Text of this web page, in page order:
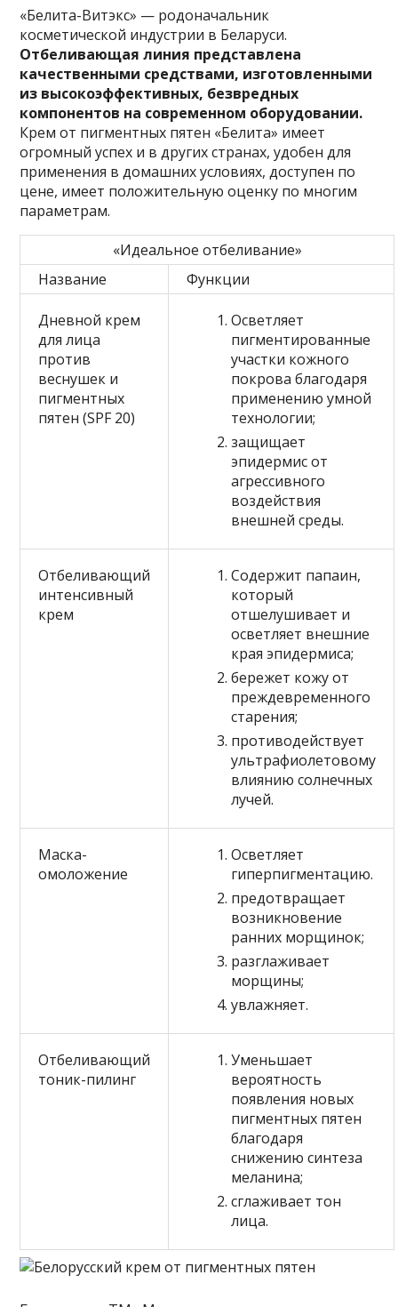
«Белита-Витэкс» — родоначальник
косметической индустрии в Беларуси.
Отбеливающая линия представлена
качественными средствами, изготовленными
из высокоэффективных, безвредных
компонентов на современном оборудовании.
Крем от пигментных пятен «Белита» имеет
огромный успех и в других странах, удобен для
применения в домашних условиях, доступен по
цене, имеет положительную оценку по многим
параметрам.
«Идеальное отбеливание»
Название
Функции
Дневной крем
для лица
против
веснушек и
пигментных
пятен (SPF 20)
Осветляет
пигментированные
участки кожного
покрова благодаря
применению умной
технологии;
защищает
эпидермис от
агрессивного
воздействия
внешней среды.
Отбеливающий
интенсивный
крем
Содержит папаин,
который
отшелушивает и
осветляет внешние
края эпидермиса;
бережет кожу от
преждевременного
старения;
противодействует
ультрафиолетовому
влиянию солнечных
лучей.
Маска-
омоложение
Осветляет
гиперпигментацию.
предотвращает
возникновение
ранних морщинок;
разглаживает
морщины;
увлажняет.
Отбеливающий
тоник-пилинг
Уменьшает
вероятность
появления новых
пигментных пятен
благодаря
снижению синтеза
меланина;
сглаживает тон
лица.